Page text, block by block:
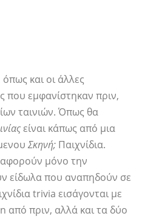
όπως και οι άλλες
που εμφανίστηκαν πριν,
ταινιών. Όπως θα
είναι κάπως από μια
Σκηνή; Παιχνίδια.
μόνο την
είδωλα που αναπηδούν σε
trivia εισάγονται με
πριν, αλλά και τα δύο